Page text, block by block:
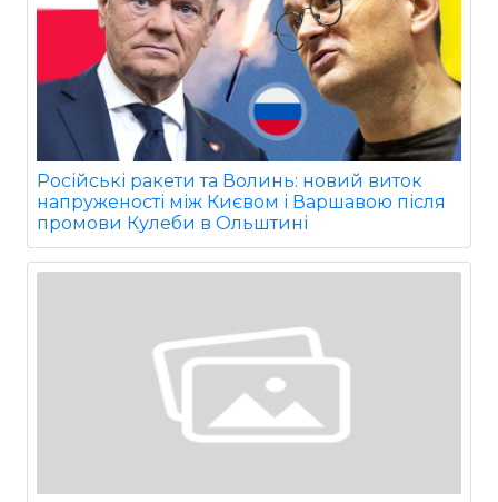
Російські ракети та Волинь: новий виток
напруженості між Києвом і Варшавою після
промови Кулеби в Ольштині